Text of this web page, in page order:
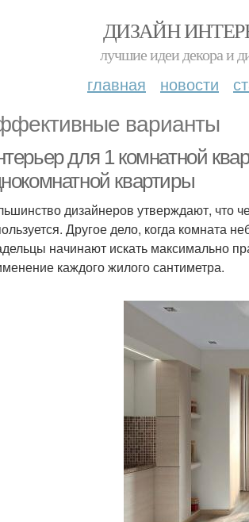
ДИЗАЙН
лучшие идеи декора и
главная новости
варианты
для 1 комнатной
квартиры
дизайнеров утверждают, что
Другое дело, когда комната
начинают искать максимально
каждого жилого сантиметра.